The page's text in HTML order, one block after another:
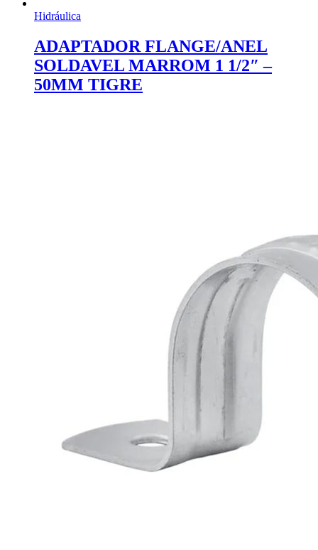
Hidráulica
ADAPTADOR FLANGE/ANEL
SOLDAVEL MARROM 1 1/2″ –
50MM TIGRE